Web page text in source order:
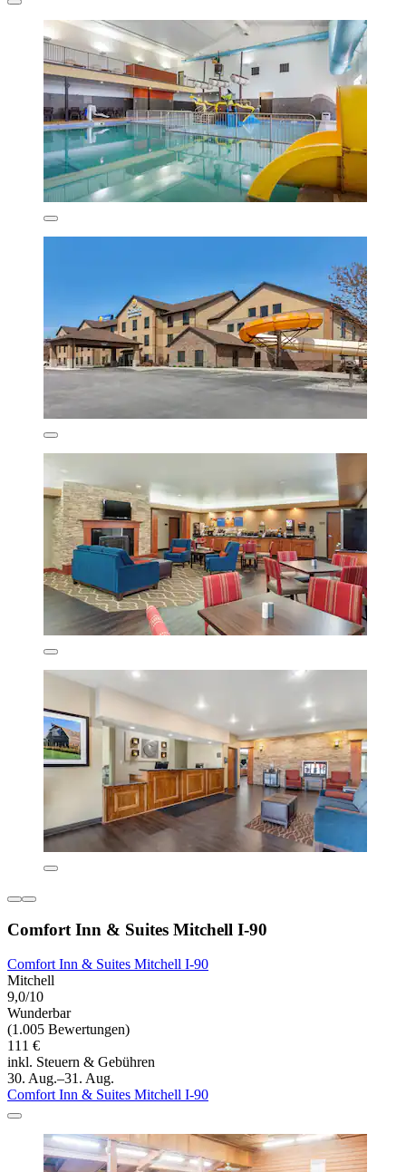
Comfort Inn & Suites Mitchell I-90
Comfort Inn & Suites Mitchell I-90
Mitchell
9,0/10
Wunderbar
(1.005 Bewertungen)
111 €
inkl. Steuern & Gebühren
30. Aug.–31. Aug.
Comfort Inn & Suites Mitchell I-90